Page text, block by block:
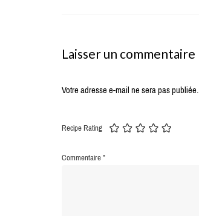
Laisser un commentaire
Votre adresse e-mail ne sera pas publiée.
Recipe Rating
Commentaire*